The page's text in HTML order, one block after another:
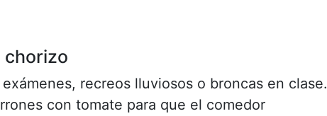
chorizo
recreos lluviosos o broncas en clase.
con tomate para que el comedor